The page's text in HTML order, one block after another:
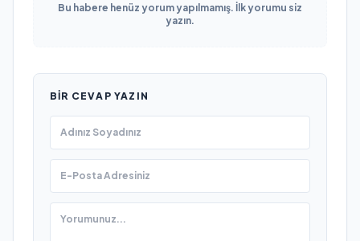
Bu habere henüz yorum yapılmamış. İlk yorumu siz
yazın.
BIR CEVAP YAZIN